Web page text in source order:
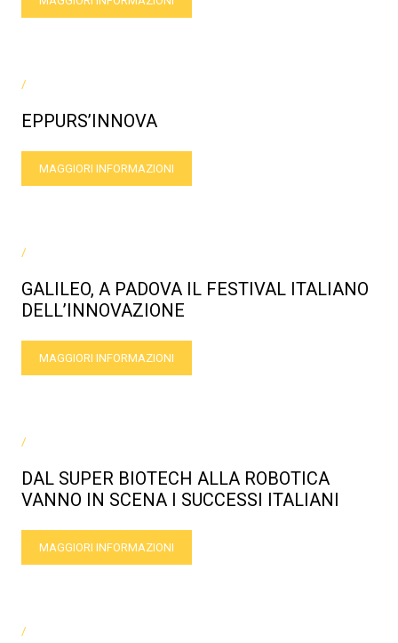
/
EPPURS’INNOVA
MAGGIORI INFORMAZIONI
/
GALILEO, A PADOVA IL FESTIVAL ITALIANO
DELL’INNOVAZIONE
MAGGIORI INFORMAZIONI
/
DAL SUPER BIOTECH ALLA ROBOTICA
VANNO IN SCENA I SUCCESSI ITALIANI
MAGGIORI INFORMAZIONI
/